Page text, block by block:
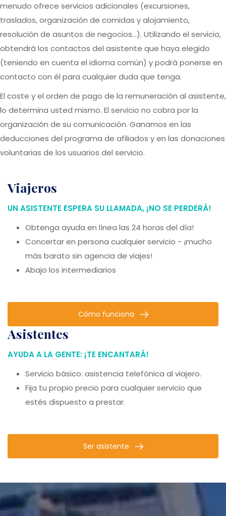
menudo ofrece servicios adicionales (excursiones,
traslados, organización de comidas y alojamiento,
resolución de asuntos de negocios...). Utilizando el servicio,
obtendrá los contactos del asistente que haya elegido
(teniendo en cuenta el idioma común) y podrá ponerse en
contacto con él para cualquier duda que tenga.
El coste y el orden de pago de la remuneración al asistente,
lo determina usted mismo. El servicio no cobra por la
organización de su comunicación. Ganamos en las
deducciones del programa de afiliados y en las donaciones
voluntarias de los usuarios del servicio.
viajeros
UN ASISTENTE ESPERA SU LLAMADA, ¡NO SE PERDERÁ!
Obtenga ayuda en línea las 24 horas del día!
Concertar en persona cualquier servicio - ¡mucho
más barato sin agencia de viajes!
Abajo los intermediarios
Cómo funciona
asistentes
AYUDA A LA GENTE: ¡TE ENCANTARÁ!
Servicio básico: asistencia telefónica al viajero.
Fija tu propio precio para cualquier servicio que
estés dispuesto a prestar.
Ser asistente